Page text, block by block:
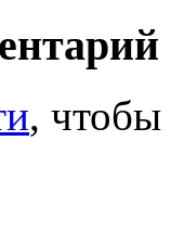
, чтобы